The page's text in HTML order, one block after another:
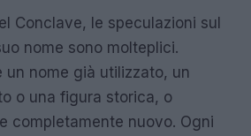
Conclave, le speculazioni sul
nome sono molteplici.
un nome già utilizzato, un
o una figura storica, o
completamente nuovo. Ogni